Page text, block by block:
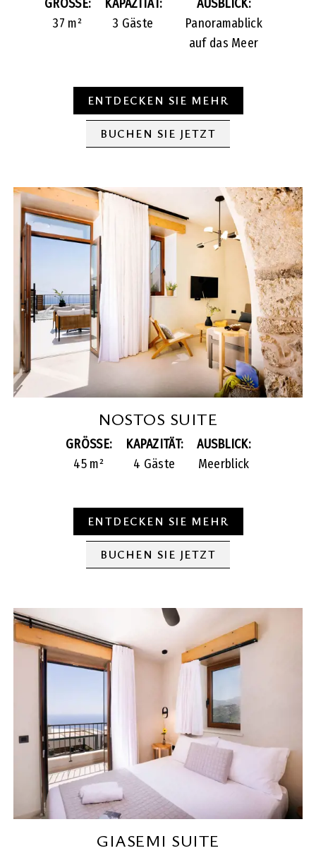
GRÖSSE:
37 m²
KAPAZITÄT:
3 Gäste
AUSBLICK:
Panoramablick
auf das Meer
ENTDECKEN SIE MEHR
BUCHEN SIE JETZT
NOSTOS SUITE
GRÖSSE:
45 m²
KAPAZITÄT:
4 Gäste
AUSBLICK:
Meerblick
ENTDECKEN SIE MEHR
BUCHEN SIE JETZT
GIASEMI SUITE